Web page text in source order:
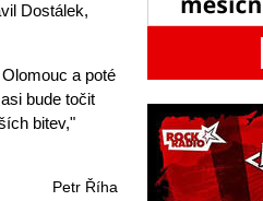
Dostálek,
a poté
bude točit
bitev,"
Petr Říha